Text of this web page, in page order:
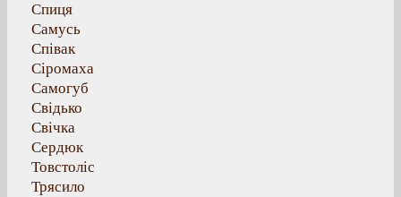
Спиця
Самусь
Співак
Сіромаха
Самогуб
Свідько
Свічка
Сердюк
Товстоліс
Трясило